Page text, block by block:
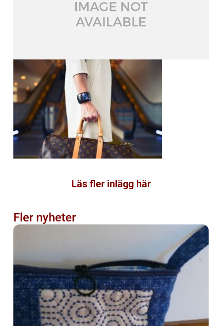
Läs fler inlägg här
Fler nyheter